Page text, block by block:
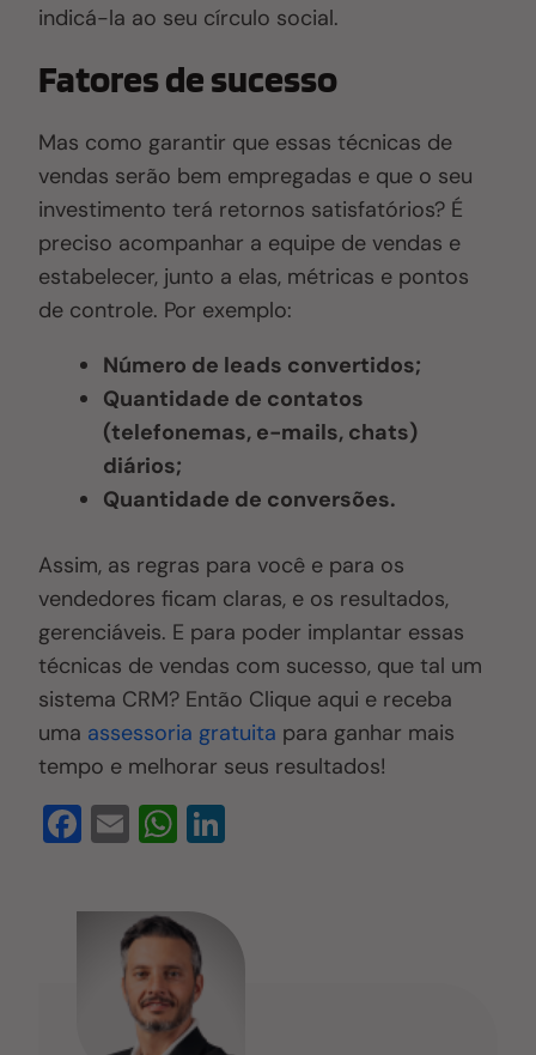
indicá-la ao seu círculo social.
Fatores de sucesso
Mas como garantir que essas técnicas de
vendas serão bem empregadas e que o seu
investimento terá retornos satisfatórios? É
preciso acompanhar a equipe de vendas e
estabelecer, junto a elas, métricas e pontos
de controle. Por exemplo:
Número de leads convertidos;
Quantidade de contatos
(telefonemas, e-mails, chats)
diários;
Quantidade de conversões.
Assim, as regras para você e para os
vendedores ficam claras, e os resultados,
gerenciáveis. E para poder implantar essas
técnicas de vendas com sucesso, que tal um
sistema CRM? Então Clique aqui e receba
uma assessoria gratuita para ganhar mais
tempo e melhorar seus resultados!
F
c
E
ail
W
at
s
A
p
e